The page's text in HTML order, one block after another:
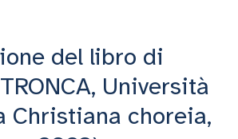
del libro di
Università
Christiana choreia,